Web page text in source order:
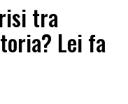
tra
Lei fa